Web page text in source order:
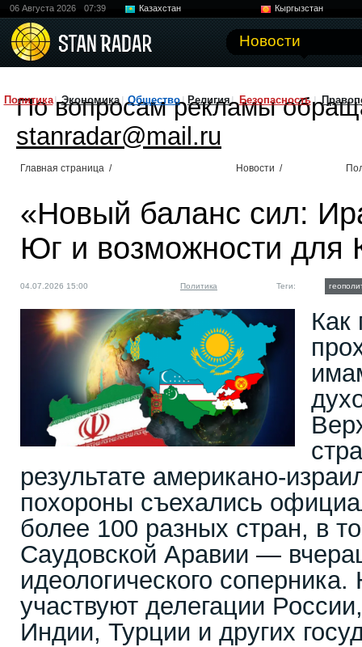
06 Августа 2026 07:39 Казахстан
Кыргызстан
Новости
Политика Экономика Общество Религия Безопасность
По вопросам рекламы
stanradar@mail.ru
Главная страница / Новости /
«Новый баланс сил:
Юг и возможности для
04.07.2026 15:00 Политика Теги:
Как
результате американо-
похороны съехались
более 100 разных стран, в
Саудовской Аравии —
идеологического
участвуют делегации
Индии, Турции и других